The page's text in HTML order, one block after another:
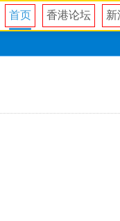
首页 香港论坛 新